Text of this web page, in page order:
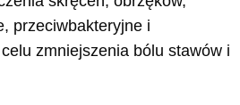
przeciwbakteryjne i
zmniejszenia bólu stawów i